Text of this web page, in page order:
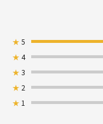
★5
★4
★3
★ 2
★ 1